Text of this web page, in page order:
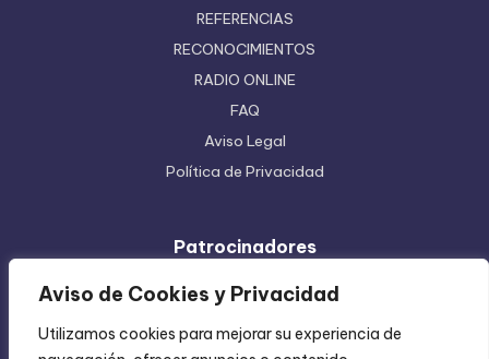
Aviso de Cookies y Privacidad
Utilizamos cookies para mejorar su experiencia de
REFERENCIAS
RECONOCIMIENTOS
RADIO ONLINE
FAQ
Aviso Legal
Política de Privacidad
Patrocinadores
Ferretera Centenario de Monterrey
Inyección de Plástico